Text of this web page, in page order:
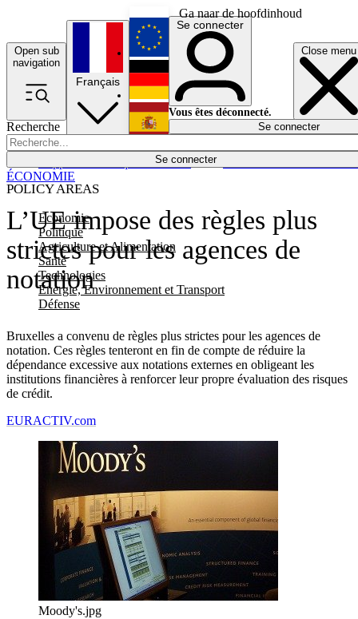
Ga naar de hoofdinhoud
Open sub
navigation
Close menu
Recherche
Se connecter
POLICY AREAS
Economie
Politique
Agriculture et Alimentation
Santé
Technologies
Energie, Environnement et Transport
Défense
Économie
Français
English
Deutsch
Español
Se connecter
Vous êtes déconnecté.
Se connecter
L’UE impose des règles plus
strictes pour les agences de
notation
Bruxelles a convenu de règles plus strictes pour les agences de
notation. Ces règles tenteront en fin de compte de réduire la
dépendance excessive aux notations externes en obligeant les
institutions financières à renforcer leur propre évaluation des risques
de crédit.
ÉCONOMIE
EURACTIV.com
Moody's.jpg